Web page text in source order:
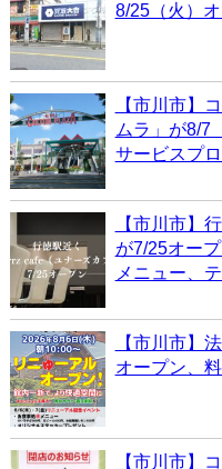
8/25（火）
【市川市】
ムラ」が8/7
サービスプ
【市川市】
が7/25オー
メニュー、
【市川市】
オープン、
【市川市】